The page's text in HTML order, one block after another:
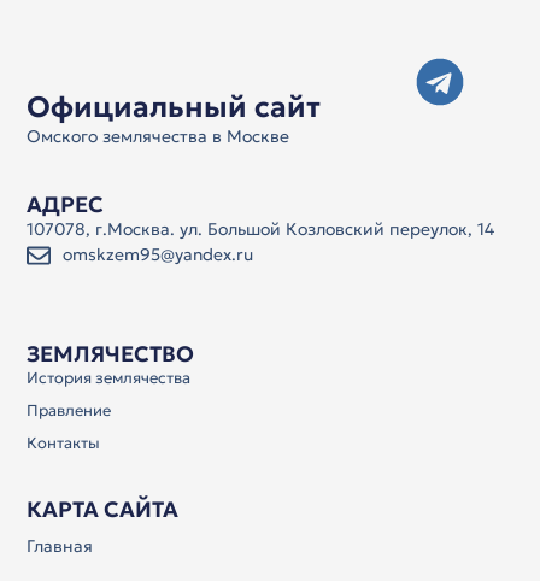
Официальный сайт
Омского землячества в Москве
ЗЕМЛЯЧЕСТВО
История землячества
Правление
Контакты
КАРТА САЙТА
Главная
АДРЕС
107078, г.Москва. ул. Большой Козловский переулок, 14
omskzem95@yandex.ru